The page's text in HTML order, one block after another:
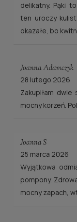
delikatny. Pąki
ten uroczy
okazałe, bo
Joanna Adamczyk
28 lutego 2026
Zakupiłam
mocny korzeń.
Joanna S
25 marca 2026
Wyjątkowa
pompony.
mocny zapach,